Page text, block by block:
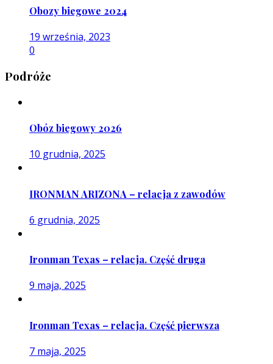
Obozy biegowe 2024
19 września, 2023
0
Podróże
Obóz biegowy 2026
10 grudnia, 2025
IRONMAN ARIZONA – relacja z zawodów
6 grudnia, 2025
Ironman Texas – relacja. Część druga
9 maja, 2025
Ironman Texas – relacja. Część pierwsza
7 maja, 2025